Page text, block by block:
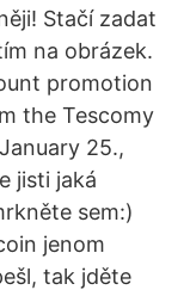
Stačí zadat
na obrázek.
promotion
the Tescomy
25.,
jisti jaká
sem:)
jenom
tak jděte